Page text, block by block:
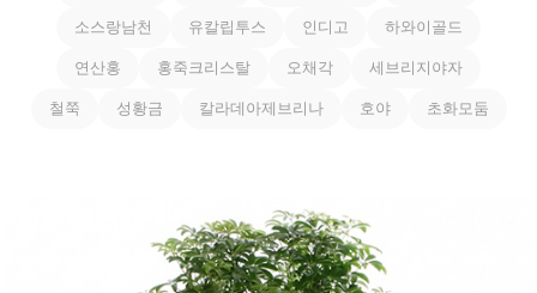
소스랑남천 유칼립투스 인디고 하와이골드
연산홍 홍죽크리스탈 오채각 세브리지야자
철쭉 성황금 칼라데아제브리나 호야 초화모둠